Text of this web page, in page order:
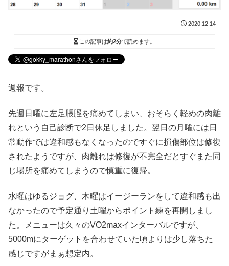
2020.12.14
この記事は約2分で読めます。
週報です。
先週日曜に左足脹脛を痛めてしまい、おそらく軽めの肉離
れという自己診断で2日休足しました。翌日の月曜には日
常動作では違和感もなくなったのですぐに損傷部位は修復
されたようですが、肉離れは修復が不完全だとすぐまた同
じ場所を痛めてしまうので慎重に復帰。
水曜はゆるジョグ、木曜はイージーランをして違和感も出
なかったので予定通り土曜からポイント練を再開しまし
た。メニューは久々のVO2maxインターバルですが、
5000mにターゲットを合わせていた頃よりは少し落ちた
感じですがまぁ想定内。